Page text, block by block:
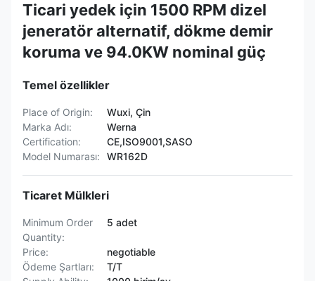
Ticari yedek için 1500 RPM dizel
jeneratör alternatif, dökme demir
koruma ve 94.0KW nominal güç
Temel özellikler
Place of Origin:
Wuxi, Çin
Marka Adı:
Werna
Certification:
CE,ISO9001,SASO
Model Numarası:
WR162D
Ticaret Mülkleri
Minimum Order
Quantity:
5 adet
Price:
negotiable
Ödeme Şartları:
T/T